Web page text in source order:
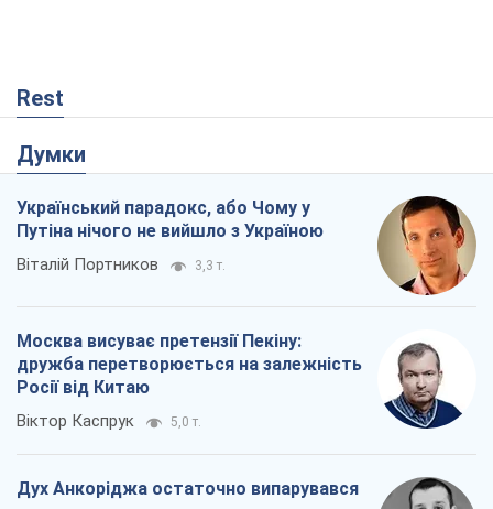
Rest
Думки
Український парадокс, або Чому у
Путіна нічого не вийшло з Україною
Віталій Портников 3,3 т.
Москва висуває претензії Пекіну:
дружба перетворюється на залежність
Росії від Китаю
Віктор Каспрук 5,0 т.
Дух Анкоріджа остаточно випарувався